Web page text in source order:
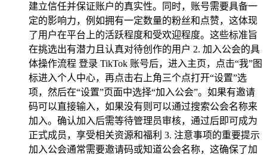
建立信任并保证账户的真实性。同时，账号需要具备一
定的影响力，例如拥有一定数量的粉丝和点赞，这体现
了用户在平台上的活跃程度和受欢迎程度。这些标准旨
在挑选出有潜力且认真对待创作的用户 2. 加入公会的具
体操作流程 登录 TikTok 账号后，进入主页，点击“我”图
标进入个人中心，再点击右上角三个点打开“设置”选
项，然后在“设置”页面中选择“加入公会”。如果有邀请
码可以直接输入，如果没有则可以通过搜索公会名称来
加入。确认加入后需等待管理员审核，通过后即可成为
正式成员，享受相关资源和福利 3. 注意事项的重要提示
加入公会通常需要邀请码或知道公会名称，这确保了加